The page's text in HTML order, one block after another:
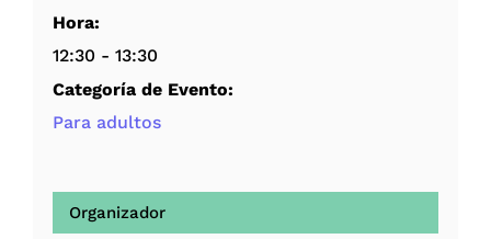
Hora:
12:30 - 13:30
Categoría de Evento:
Para adultos
Organizador